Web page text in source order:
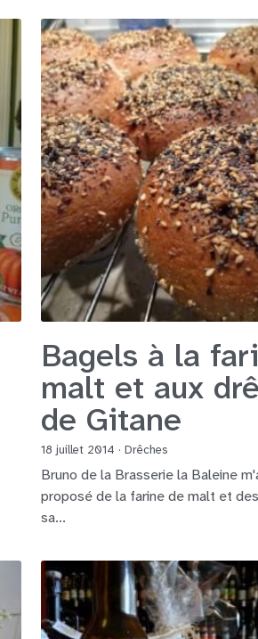
Bagels à la
malt et aux
de Gitane
18 juillet 2014 · Drêches
Bruno de la Brasserie la Baleine
proposé de la farine de malt et
sa...